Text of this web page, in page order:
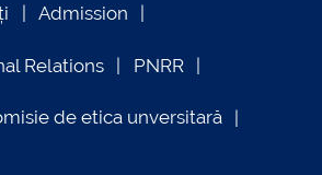
Admission
Relations PNRR
de etica unversitară